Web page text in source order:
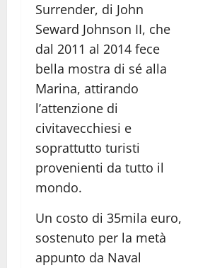
Surrender, di John
Seward Johnson II, che
dal 2011 al 2014 fece
bella mostra di sé alla
Marina, attirando
l’attenzione di
civitavecchiesi e
soprattutto turisti
provenienti da tutto il
mondo.
Un costo di 35mila euro,
sostenuto per la metà
appunto da Naval